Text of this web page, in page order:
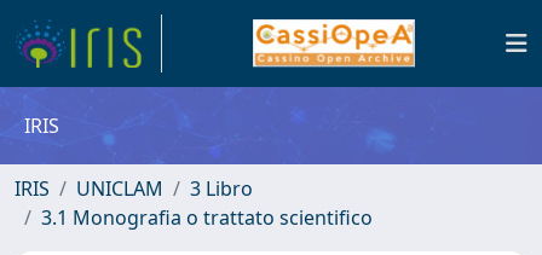
IRIS
IRIS UNICLAM
3 Libro
3.1 Monografia o trattato scientifico